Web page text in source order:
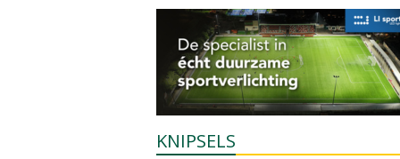
KNIPSELS